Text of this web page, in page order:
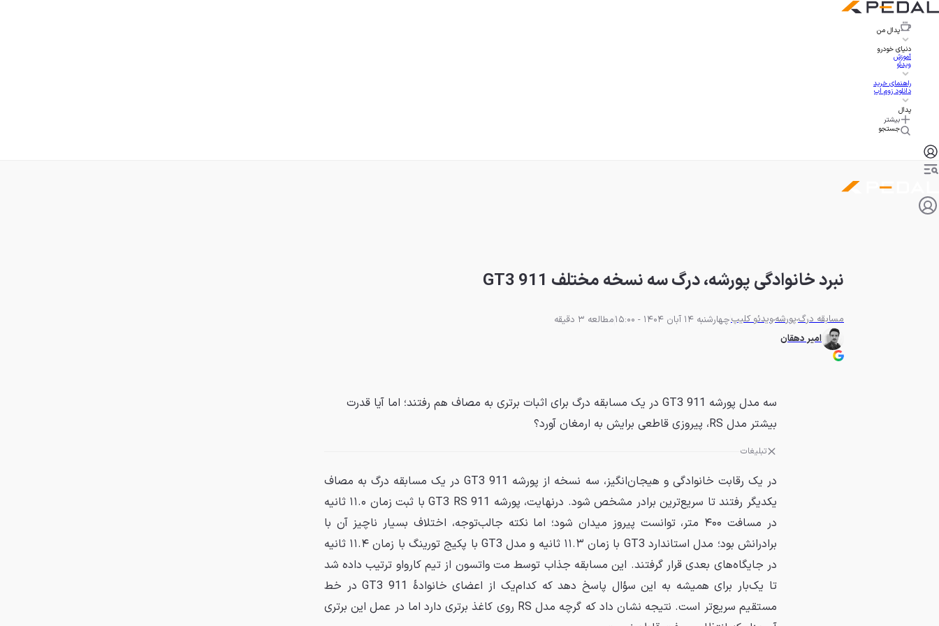
پدال من
دنیای خودرو
آموزش
ویدئو
راهنمای خرید
دانلود زوم اپ
پدال
بیشتر
جستجو
نبرد خانوادگی پورشه، درگ سه نسخه مختلف 911 GT3
مسابقه درگپورشهویدئو کلیپچهارشنبه 14 آبان 1404 - 15:00
مطالعه 3 دقیقه
امیر دهقان
سه مدل پورشه 911 GT3 در یک مسابقه درگ برای اثبات برتری به مصاف هم رفتند؛ اما آیا قدرت
بیشتر مدل RS، پیروزی قاطعی برایش به ارمغان آورد؟
تبلیغات
در یک رقابت خانوادگی و هیجان‌انگیز، سه نسخه از پورشه 911 GT3 در یک مسابقه درگ به مصاف
یکدیگر رفتند تا سریع‌ترین برادر مشخص شود. درنهایت، پورشه 911 GT3 RS با ثبت زمان ۱۱.۰ ثانیه
در مسافت ۴۰۰ متر، توانست پیروز میدان شود؛ اما نکته جالب‌توجه، اختلاف بسیار ناچیز آن با
برادرانش بود؛ مدل استاندارد GT3 با زمان ۱۱.۳ ثانیه و مدل GT3 با پکیج تورینگ با زمان ۱۱.۴ ثانیه
در جایگاه‌های بعدی قرار گرفتند. این مسابقه جذاب توسط مت واتسون از تیم کارواو ترتیب داده شد
تا یک‌بار برای همیشه به این سؤال پاسخ دهد که کدام‌یک از اعضای خانوادهٔ 911 GT3 در خط
مستقیم سریع‌تر است. نتیجه نشان داد که گرچه مدل RS روی کاغذ برتری دارد اما در عمل این برتری